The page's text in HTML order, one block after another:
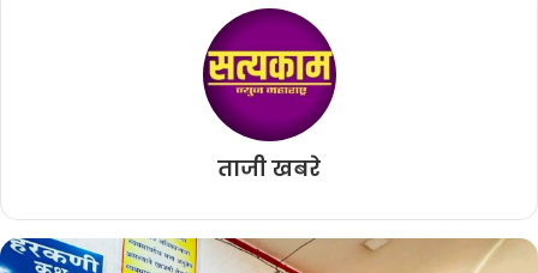
ताजी खबरे